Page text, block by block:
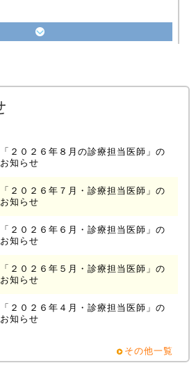
「２０２６年８月の診療担当医師」の
お知らせ
「２０２６年７月・診療担当医師」の
お知らせ
「２０２６年６月・診療担当医師」の
お知らせ
「２０２６年５月・診療担当医師」の
お知らせ
「２０２６年４月・診療担当医師」の
お知らせ
その他一覧